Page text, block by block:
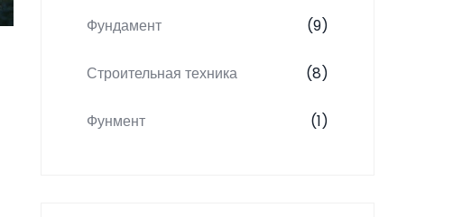
Фундамент (9)
Строительная техника (8)
Фунмент (1)